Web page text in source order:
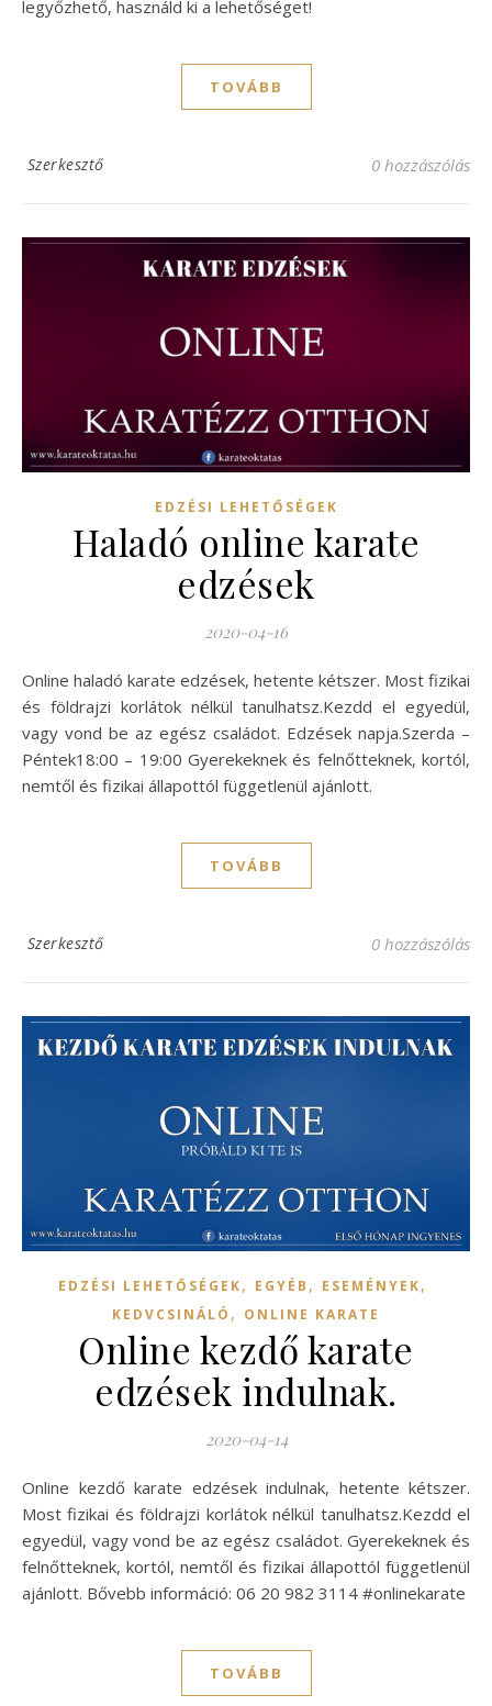
legyőzhető, használd ki a lehetőséget!
TOVÁBB
Szerkesztő 0 hozzászólás
EDZÉSI LEHETŐSÉGEK
Haladó online karate
edzések
2020-04-16
Online haladó karate edzések, hetente kétszer. Most fizikai
és földrajzi korlátok nélkül tanulhatsz.Kezdd el egyedül,
vagy vond be az egész családot. Edzések napja.Szerda –
Péntek18:00 – 19:00 Gyerekeknek és felnőtteknek, kortól,
nemtől és fizikai állapottól függetlenül ajánlott.
TOVÁBB
Szerkesztő 0 hozzászólás
EDZÉSI LEHETŐSÉGEK, EGYÉB , ESEMÉNYEK,
KEDVCSINÁLÓ , ONLINE KARATE
Online kezdő karate
edzések indulnak.
2020-04-14
Online kezdő karate edzések indulnak, hetente kétszer.
Most fizikai és földrajzi korlátok nélkül tanulhatsz.Kezdd el
egyedül, vagy vond be az egész családot. Gyerekeknek és
felnőtteknek, kortól, nemtől és fizikai állapottól függetlenül
ajánlott. Bővebb információ: 06 20 982 3114 #onlinekarate
TOVÁBB